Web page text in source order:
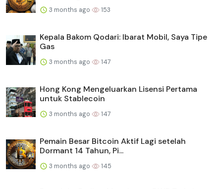
3 months ago 153
Kepala Bakom Qodari: Ibarat Mobil, Saya Tipe
Gas
3 months ago 147
Hong Kong Mengeluarkan Lisensi Pertama
untuk Stablecoin
3 months ago 147
Pemain Besar Bitcoin Aktif Lagi setelah
Dormant 14 Tahun, Pi...
3 months ago 145